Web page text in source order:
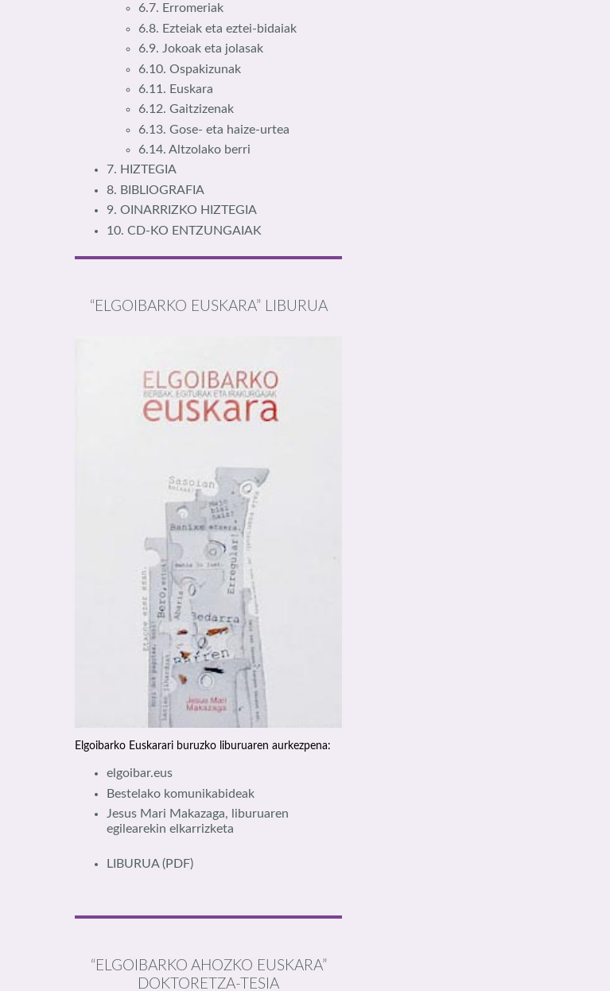
6.7. Erromeriak
6.8. Ezteiak eta eztei-bidaiak
6.9. Jokoak eta jolasak
6.10. Ospakizunak
6.11. Euskara
6.12. Gaitzizenak
6.13. Gose- eta haize-urtea
6.14. Altzolako berri
7. HIZTEGIA
8. BIBLIOGRAFIA
9. OINARRIZKO HIZTEGIA
10. CD-KO ENTZUNGAIAK
“ELGOIBARKO EUSKARA” LIBURUA
Elgoibarko Euskarari buruzko liburuaren aurkezpena:
elgoibar.eus
Bestelako komunikabideak
Jesus Mari Makazaga, liburuaren
egilearekin elkarrizketa
LIBURUA(PDF)
“ELGOIBARKO AHOZKO EUSKARA”
DOKTORETZA-TESIA